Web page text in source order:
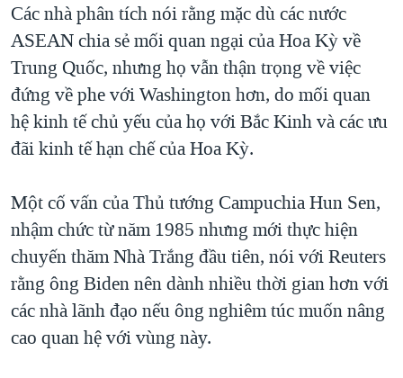
Các nhà phân tích nói rằng mặc dù các nước
ASEAN chia sẻ mối quan ngại của Hoa Kỳ về
Trung Quốc, nhưng họ vẫn thận trọng về việc
đứng về phe với Washington hơn, do mối quan
hệ kinh tế chủ yếu của họ với Bắc Kinh và các ưu
đãi kinh tế hạn chế của Hoa Kỳ.
Một cố vấn của Thủ tướng Campuchia Hun Sen,
nhậm chức từ năm 1985 nhưng mới thực hiện
chuyến thăm Nhà Trắng đầu tiên, nói với Reuters
rằng ông Biden nên dành nhiều thời gian hơn với
các nhà lãnh đạo nếu ông nghiêm túc muốn nâng
cao quan hệ với vùng này.